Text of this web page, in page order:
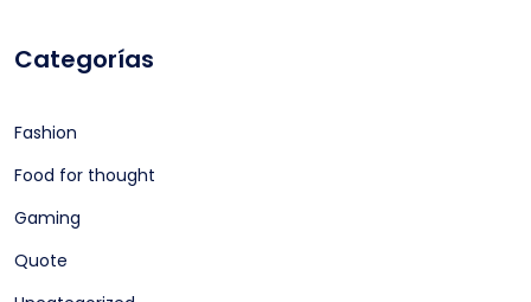
Categorías
Fashion
Food for thought
Gaming
Quote